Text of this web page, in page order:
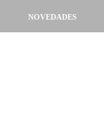
NOVEDADES